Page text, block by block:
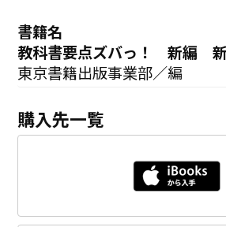
書籍名
教科書要点ズバっ！ 新編
東京書籍出版事業部／編
購入先一覧